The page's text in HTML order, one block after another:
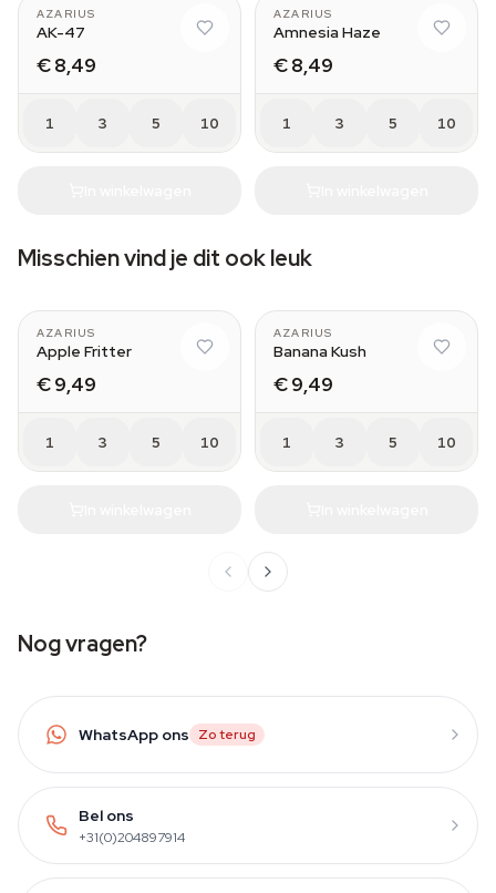
AZARIUS
AK-47
€ 8,49
1 3 5 10
AZARIUS
Amnesia Haze
€ 8,49
1 3 5 10
Misschien vind je dit ook leuk
AZARIUS
Apple Fritter
€ 9,49
1 3 5 10
AZARIUS
Banana Kush
€ 9,49
1 3 5 10
Nog vragen?
WhatsApp ons Zo terug
Bel ons
+31(0)204897914